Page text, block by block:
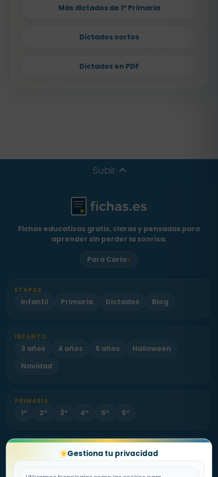
Gestiona tu privacidad
Más dictados de 1º Primaria
Dictados cortos
Dictados en PDF
Subir
Fichas educativas gratis, claras y pensadas para
aprender sin perder la sonrisa.
Para Carla♥
ETAPAS
Infantil Primaria Dictados Blog
INFANTIL
3 años 4 años 5 años
Halloween
Navidad
PRIMARIA
1º 2º 3º 4º 5º 6º
Sobre Fichas.es Contacto